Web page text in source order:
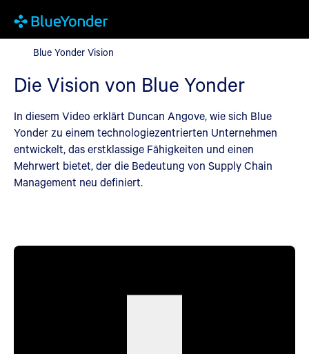
Blue Yonder Vision
Blue Yonder Vision
Die Vision von Blue Yonder
In diesem Video erklärt Duncan Angove, wie sich Blue
Yonder zu einem technologiezentrierten Unternehmen
entwickelt, das erstklassige Fähigkeiten und einen
Mehrwert bietet, der die Bedeutung von Supply Chain
Management neu definiert.